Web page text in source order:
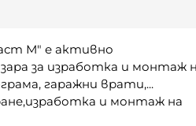
М" е активно
за изработка и монтаж
гаражни врати,...
и монтаж на